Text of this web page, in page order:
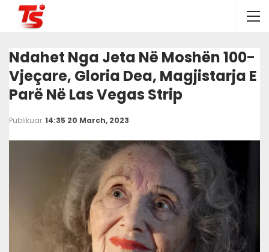
Ndahet Nga Jeta Në Moshën 100-
Vjeçare, Gloria Dea, Magjistarja E
Parë Në Las Vegas Strip
Publikuar 14:35 20 March, 2023